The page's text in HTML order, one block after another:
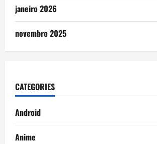
janeiro 2026
novembro 2025
CATEGORIES
Android
Anime